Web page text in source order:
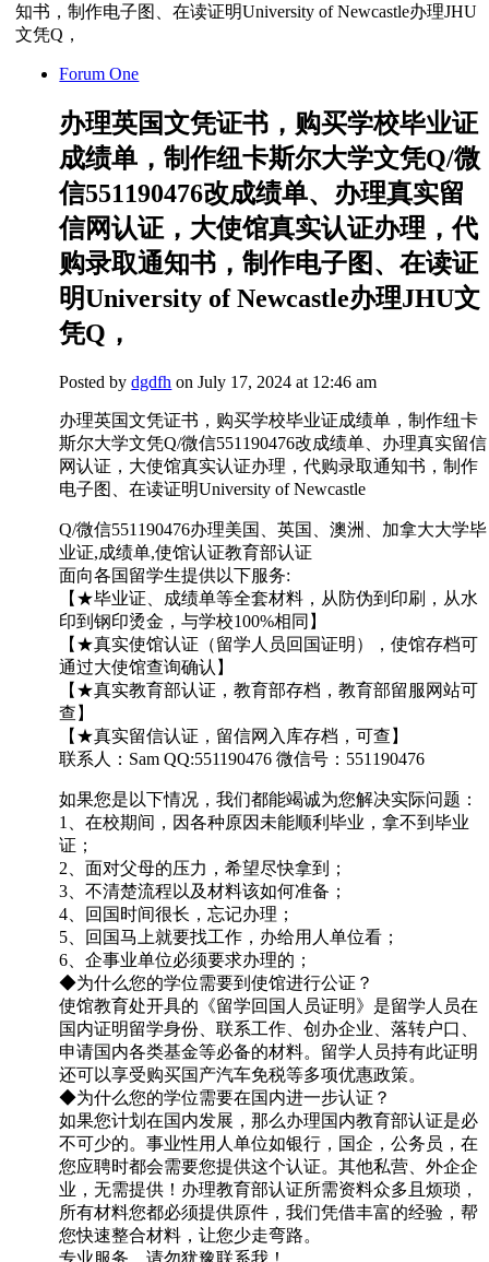
知书，制作电子图、在读证明University of Newcastle办理JHU
文凭Q，
Forum One
办理英国文凭证书，购买学校毕业证
成绩单，制作纽卡斯尔大学文凭Q/微
信551190476改成绩单、办理真实留
信网认证，大使馆真实认证办理，代
购录取通知书，制作电子图、在读证
明University of Newcastle办理JHU文
凭Q，
Posted bydgdfh on July 17, 2024 at 12:46 am
办理英国文凭证书，购买学校毕业证成绩单，制作纽卡
斯尔大学文凭Q/微信551190476改成绩单、办理真实留信
网认证，大使馆真实认证办理，代购录取通知书，制作
电子图、在读证明University of Newcastle
Q/微信551190476办理美国、英国、澳洲、加拿大大学毕
业证,成绩单,使馆认证教育部认证
面向各国留学生提供以下服务:
【★毕业证、成绩单等全套材料，从防伪到印刷，从水
印到钢印烫金，与学校100%相同】
【★真实使馆认证（留学人员回国证明），使馆存档可
通过大使馆查询确认】
【★真实教育部认证，教育部存档，教育部留服网站可
查】
【★真实留信认证，留信网入库存档，可查】
联系人：Sam QQ:551190476 微信号：551190476
如果您是以下情况，我们都能竭诚为您解决实际问题：
1、在校期间，因各种原因未能顺利毕业，拿不到毕业
证；
2、面对父母的压力，希望尽快拿到；
3、不清楚流程以及材料该如何准备；
4、回国时间很长，忘记办理；
5、回国马上就要找工作，办给用人单位看；
6、企事业单位必须要求办理的；
◆为什么您的学位需要到使馆进行公证？
使馆教育处开具的《留学回国人员证明》是留学人员在
国内证明留学身份、联系工作、创办企业、落转户口、
申请国内各类基金等必备的材料。留学人员持有此证明
还可以享受购买国产汽车免税等多项优惠政策。
◆为什么您的学位需要在国内进一步认证？
如果您计划在国内发展，那么办理国内教育部认证是必
不可少的。事业性用人单位如银行，国企，公务员，在
您应聘时都会需要您提供这个认证。其他私营、外企企
业，无需提供！办理教育部认证所需资料众多且烦琐，
所有材料您都必须提供原件，我们凭借丰富的经验，帮
您快速整合材料，让您少走弯路。
专业服务，请勿犹豫联系我！